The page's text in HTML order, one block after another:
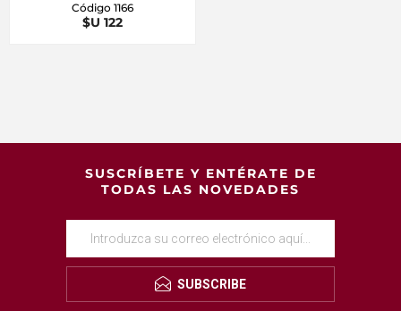
Código 1166
$U 122
SUSCRÍBETE Y ENTÉRATE DE
TODAS LAS NOVEDADES
SUBSCRIBE